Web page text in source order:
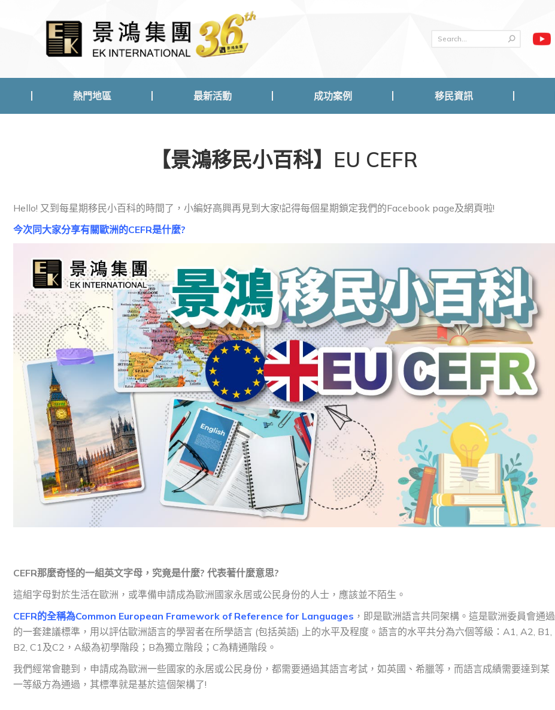
熱門地區 最新活動 成功案例 移民資訊
【景鴻移民小百科】EU CEFR
Hello! 又到每星期移民小百科的時間了，小編好高興再見到大家!記得每個星期鎖定我們的Facebook page及網頁啦!
今次同大家分享有關歐洲的CEFR是什麼?
CEFR那麼奇怪的一組英文字母，究竟是什麼? 代表著什麼意思?
這組字母對於生活在歐洲，或準備申請成為歐洲國家永居或公民身份的人士，應該並不陌生。
CEFR的全稱為Common European Framework of Reference for Languages ，即是歐洲語言共同架構。這是歐洲委員會通過
的一套建議標準，用以評估歐洲語言的學習者在所學語言 (包括英語) 上的水平及程度。語言的水平共分為六個等級：A1, A2, B1,
B2, C1及C2，A級為初學階段；B為獨立階段；C為精通階段。
我們經常會聽到，申請成為歐洲一些國家的永居或公民身份，都需要通過其語言考試，如英國、希臘等，而語言成績需要達到某
一等級方為通過，其標準就是基於這個架構了!
熱門地區 最新活動